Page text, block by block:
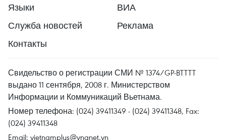
Языки
ВИА
Служба новостей
Реклама
Контакты
Свидельство о регистрации СМИ № 1374/GP-BTTTT
выдано 11 сентября, 2008 г. Министерством
Информации и Коммуникаций Вьетнама.
Номер телефона: (024) 39411349 - (024) 39411348, Fax:
(024) 39411348
Email: vietnamplus@vnanet.vn